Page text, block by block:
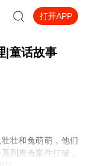
打开APP
|童话故事
壮和兔萌萌，他们
列离奇案件打破，